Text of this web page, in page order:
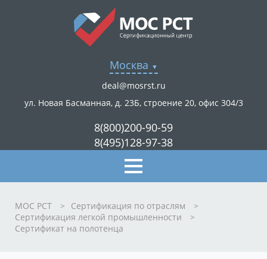
Москва
deal@mosrst.ru
ул. Новая Басманная, д. 23Б, строение 20, офис 304/3
8(800)200-90-59
8(495)128-97-38
МОС РСТ > Сертификация по отраслям
>
Сертификация легкой промышленности
>
Сертификат на полотенца